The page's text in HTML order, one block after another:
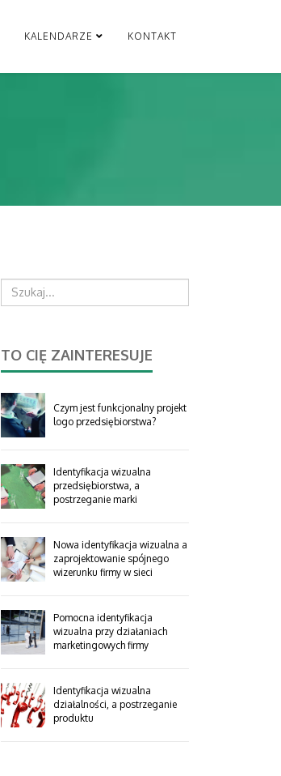
KALENDARZE KONTAKT
TO CIĘ ZAINTERESUJE
Czym jest funkcjonalny projekt
logo przedsiębiorstwa?
Identyfikacja wizualna
przedsiębiorstwa, a
postrzeganie marki
Nowa identyfikacja wizualna a
zaprojektowanie spójnego
wizerunku firmy w sieci
Pomocna identyfikacja
wizualna przy działaniach
marketingowych firmy
Identyfikacja wizualna
działalności, a postrzeganie
produktu